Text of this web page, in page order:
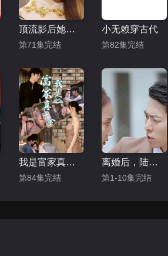
顶流影后她来自古代$将军！你变霸总了
第71集完结
小无赖穿古代
第82集完结
我是富家真千金
第84集完结
离婚后，陆总他后悔了
第1-10集完结